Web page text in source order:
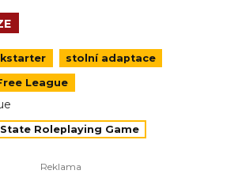
stolní adaptace
League
Roleplaying Game